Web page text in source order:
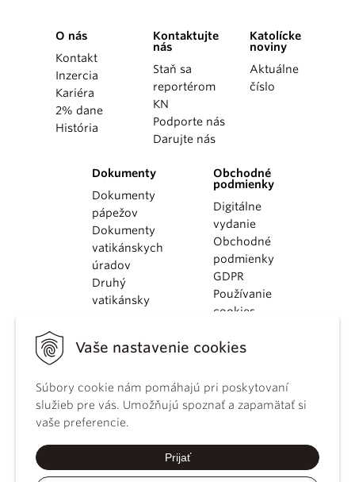
Vaše nastavenie cookies
Súbory cookie nám pomáhajú pri poskytovaní
služieb pre vás. Umožňujú spoznať a zapamätať si
vaše preferencie.
Prijať
O nás
Kontakt
Inzercia
Kariéra
2% dane
História
Kontaktujte
nás
Staň sa
reportérom
KN
Podporte nás
Darujte nás
Katolícke
noviny
Aktuálne
číslo
Dokumenty
Dokumenty
pápežov
Dokumenty
vatikánskych
úradov
Druhý
vatikánsky
KBS
kánonického
práva
Katechizmus
Obchodné
podmienky
Digitálne
vydanie
Obchodné
podmienky
GDPR
Používanie
cookies